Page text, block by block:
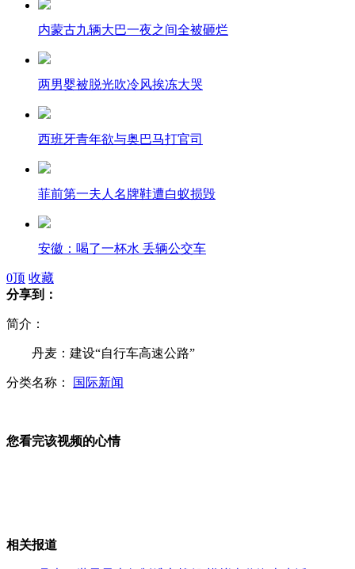
内蒙古九辆大巴一夜之间全被砸烂
两男婴被脱光吹冷风挨冻大哭
西班牙青年欲与奥巴马打官司
菲前第一夫人名牌鞋遭白蚁损毁
安徽：喝了一杯水 丢辆公交车
韩国神曲《江南Style》走红 引发模仿潮
赵本山与哈文并肩澄清“不和”
0顶 收藏
分享到：
简介：
丹麦：建设“自行车高速公路”
分类名称： 国际新闻
您看完该视频的心情
相关报道